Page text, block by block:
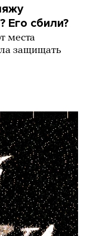
Его сбили?
места
защищать